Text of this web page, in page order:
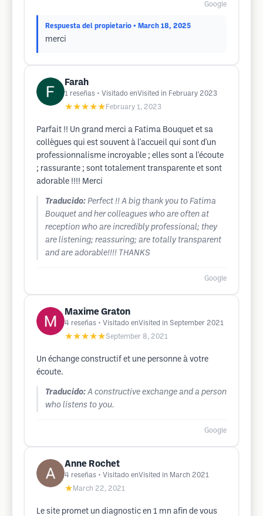
Google
Respuesta del propietario • March 18, 2025
merci
Farah
1 reseñas • Visitado enVisited in February 2023
★★★★★ February 1, 2023
Parfait !! Un grand merci a Fatima Bouquet et sa
collègues qui est souvent à l'accueil qui sont d'un
professionnalisme incroyable ; elles sont a l'écoute
; rassurante ; sont totalement transparente et sont
adorable !!!! Merci
Traducido: Perfect !! A big thank you to Fatima
Bouquet and her colleagues who are often at
reception who are incredibly professional; they
are listening; reassuring; are totally transparent
and are adorable!!!! THANKS
Google
Maxime Graton
4 reseñas • Visitado enVisited in September 2021
★★★★★September 8, 2021
Un échange constructif et une personne à votre
écoute.
Traducido: A constructive exchange and a person
who listens to you.
Google
Anne Rochet
4 reseñas • Visitado enVisited in March 2021
★ March 22, 2021
Le site promet un diagnostic en 1 mn afin de vous